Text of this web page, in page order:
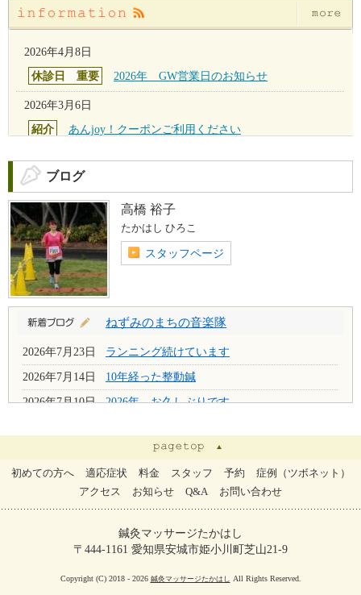
2026年4月8日
休診日 重要
2026年 GW営業日のお知らせ
2026年3月6日
紹介
あんjoy！クーポンご利用ください
2025年12月19日
休診日 重要
2025年9月30日
重要
公式ライン不具合解消しました
2025年9月30日
重要
公式ライン不具合
2024年12月6日
2025年1月3日（金）
2024年8月11日
休診日 重要
2024年 GWのお知らせ
2024年1月2日
2023年6月27日
お支払いについて
ブログ
高橋 裕子
たかはし ひろこ
スタッフページ
ねずみのまちの音楽隊
2026年7月23日 ランニング続けています
2026年7月14日 10年経った整動鍼
2026年7月10日 2026年 お久しぶりです
名古屋ウィメンズマラソン2024
2024年2月29日 3週間（ほぼ）休足しました
九州国立博物館・太宰府天満宮
2024年2月25日 第2回にしおマラソン
2024年1月10日 おかざきマラソン 安城シティマラソン
初めての方へ 適応症状 料金 スタッフ 予約
症例（ツボネット）
アクセス
お知らせ Q&A お問い合わせ
鍼灸マッサージたかはし
〒444-1161 愛知県安城市姫小川町芝山21-9
Copyright (C) 2018 - 2026 鍼灸マッサージたかはし All Rights Reserved.